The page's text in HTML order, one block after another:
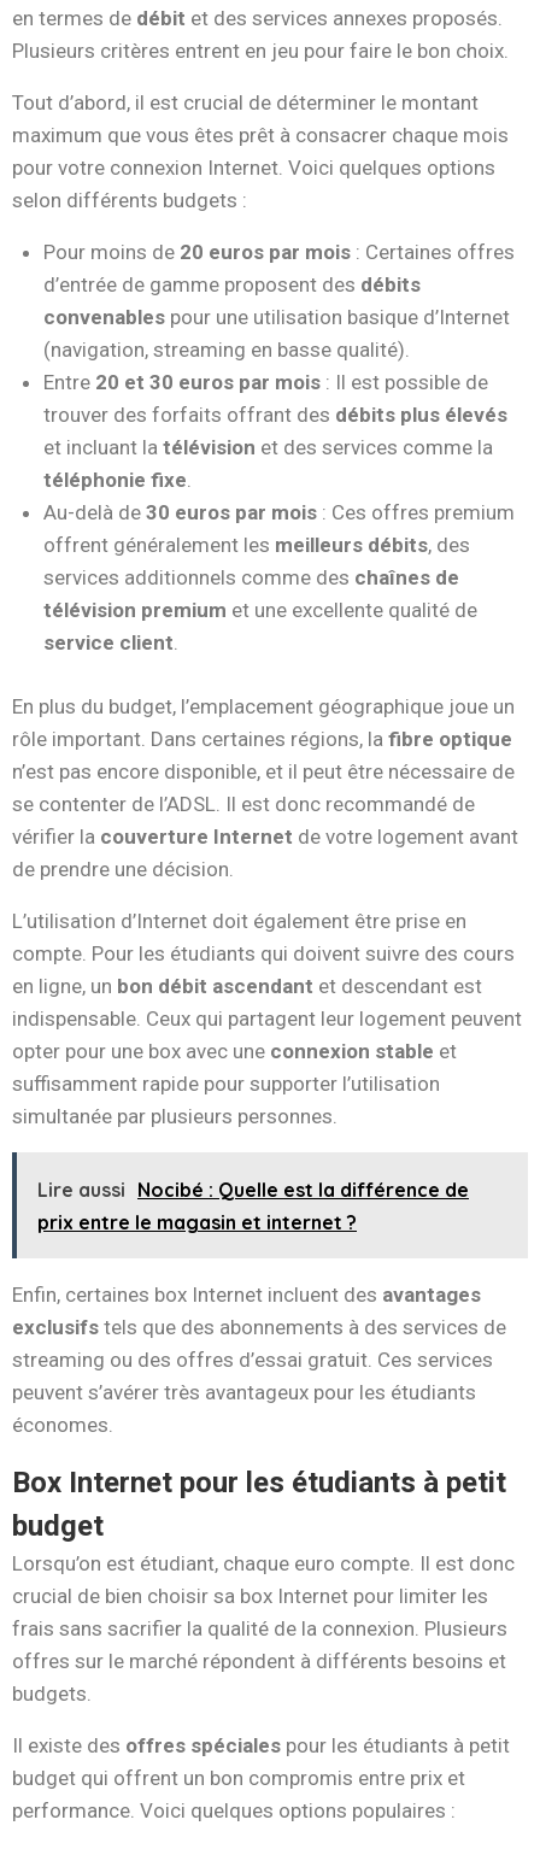
en termes de débit et des services annexes proposés.
Plusieurs critères entrent en jeu pour faire le bon choix.
Tout d’abord, il est crucial de déterminer le montant
maximum que vous êtes prêt à consacrer chaque mois
pour votre connexion Internet. Voici quelques options
selon différents budgets :
Pour moins de 20 euros par mois: Certaines offres
d’entrée de gamme proposent des débits
convenablespour une utilisation basique d’Internet
(navigation, streaming en basse qualité).
Entre 20 et 30 euros par mois: Il est possible de
trouver des forfaits offrant des débits plus élevés
et incluant la télévision et des services comme la
téléphonie fixe.
Au-delà de 30 euros par mois: Ces offres premium
offrent généralement les meilleurs débits, des
services additionnels comme des chaînes de
télévision premium et une excellente qualité de
service client.
En plus du budget, l’emplacement géographique joue un
rôle important. Dans certaines régions, la fibre optique
n’est pas encore disponible, et il peut être nécessaire de
se contenter de l’ADSL. Il est donc recommandé de
vérifier la couverture Internet de votre logement avant
de prendre une décision.
L’utilisation d’Internet doit également être prise en
compte. Pour les étudiants qui doivent suivre des cours
en ligne, un bon débit ascendant et descendant est
indispensable. Ceux qui partagent leur logement peuvent
opter pour une box avec une connexion stable et
suffisamment rapide pour supporter l’utilisation
simultanée par plusieurs personnes.
Lire aussi Nocibé : Quelle est la différence de
prix entre le magasin et internet ?
Enfin, certaines box Internet incluent des avantages
exclusifs tels que des abonnements à des services de
streaming ou des offres d’essai gratuit. Ces services
peuvent s’avérer très avantageux pour les étudiants
économes.
Box Internet pour les étudiants à petit
budget
Lorsqu’on est étudiant, chaque euro compte. Il est donc
crucial de bien choisir sa box Internet pour limiter les
frais sans sacrifier la qualité de la connexion. Plusieurs
offres sur le marché répondent à différents besoins et
budgets.
Il existe des offres spéciales pour les étudiants à petit
budget qui offrent un bon compromis entre prix et
performance. Voici quelques options populaires :